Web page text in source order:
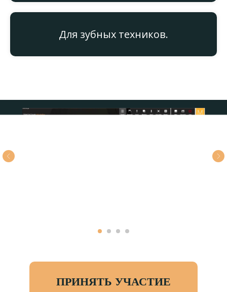
Для зубных техников.
ПРИНЯТЬ УЧАСТИЕ